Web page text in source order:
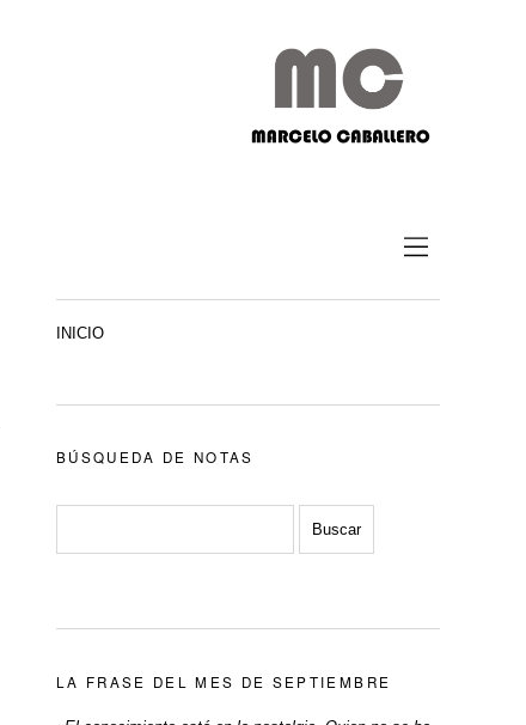
INICIO
BÚSQUEDA DE NOTAS
LA FRASE DEL MES DE SEPTIEMBRE